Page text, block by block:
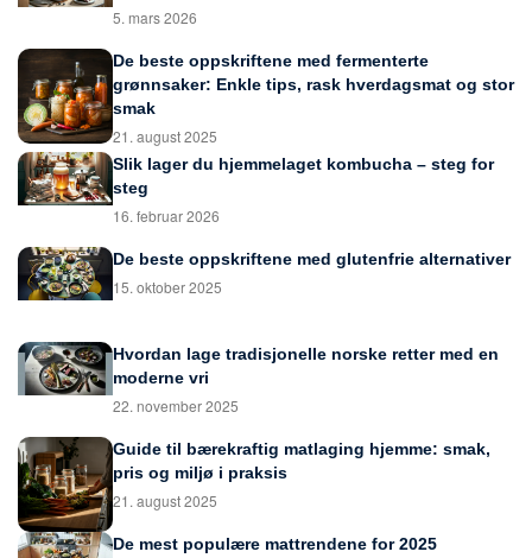
5. mars 2026
De beste oppskriftene med fermenterte
grønnsaker: Enkle tips, rask hverdagsmat og stor
smak
21. august 2025
Slik lager du hjemmelaget kombucha – steg for
steg
16. februar 2026
De beste oppskriftene med glutenfrie alternativer
15. oktober 2025
Hvordan lage tradisjonelle norske retter med en
moderne vri
22. november 2025
Guide til bærekraftig matlaging hjemme: smak,
pris og miljø i praksis
21. august 2025
De mest populære mattrendene for 2025